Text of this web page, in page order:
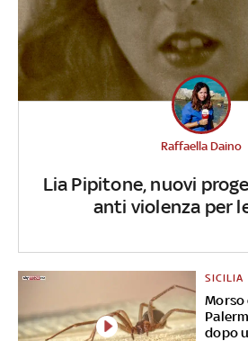
Lia Pipitone, nuovi
anti violenza per
Raffaella Daino
Morso
dopo
SICILIA